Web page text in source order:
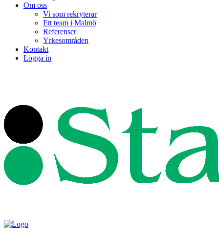
Om oss
Vi som rekryterar
Ett team i Malmö
Referenser
Yrkesområden
Kontakt
Logga in